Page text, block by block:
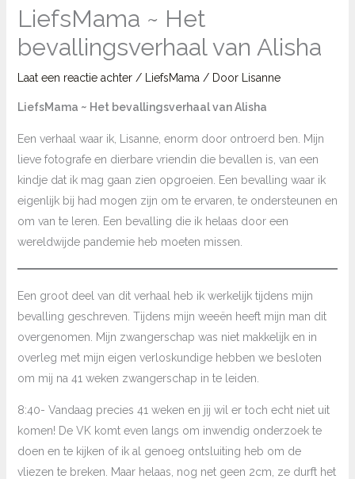
LiefsMama ~ Het
bevallingsverhaal van Alisha
Laat een reactie achter / LiefsMama / Door Lisanne
LiefsMama ~ Het bevallingsverhaal van Alisha
Een verhaal waar ik, Lisanne, enorm door ontroerd ben. Mijn
lieve fotografe en dierbare vriendin die bevallen is, van een
kindje dat ik mag gaan zien opgroeien. Een bevalling waar ik
eigenlijk bij had mogen zijn om te ervaren, te ondersteunen en
om van te leren. Een bevalling die ik helaas door een
wereldwijde pandemie heb moeten missen.
Een groot deel van dit verhaal heb ik werkelijk tijdens mijn
bevalling geschreven. Tijdens mijn weeën heeft mijn man dit
overgenomen. Mijn zwangerschap was niet makkelijk en in
overleg met mijn eigen verloskundige hebben we besloten
om mij na 41 weken zwangerschap in te leiden.
8:40- Vandaag precies 41 weken en jij wil er toch echt niet uit
komen! De VK komt even langs om inwendig onderzoek te
doen en te kijken of ik al genoeg ontsluiting heb om de
vliezen te breken. Maar helaas, nog net geen 2cm, ze durft het